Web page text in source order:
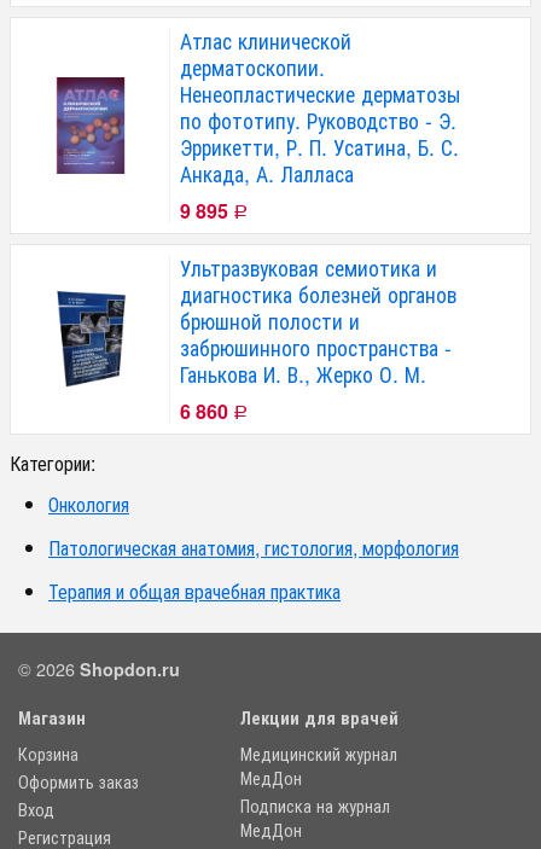
Атлас клинической
дерматоскопии.
Ненеопластические дерматозы
по фототипу. Руководство - Э.
Эррикетти, Р. П. Усатина, Б. С.
Анкада, А. Лалласа
9 895 Р
Ультразвуковая семиотика и
диагностика болезней органов
брюшной полости и
забрюшинного пространства -
Ганькова И. В., Жерко О. М.
6 860 Р
Категории:
Онкология
Патологическая анатомия, гистология, морфология
Терапия и общая врачебная практика
© 2026 Shopdon.ru
Магазин
Корзина
Оформить заказ
Вход
Регистрация
Лекции для врачей
Медицинский журнал
МедДон
Подписка на журнал
МедДон